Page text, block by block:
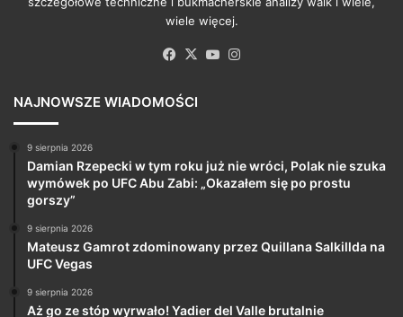
wiele więcej.
Facebook
X YouTube
NAJNOWSZE WIADOMOŚCI
9 sierpnia 2026
Damian Rzepecki w tym roku już nie wróci, Polak nie szuka
wymówek po UFC Abu Zabi: „Okazałem się po prostu
gorszy”
9 sierpnia 2026
Mateusz Gamrot zdominowany przez Quillana Salkillda na
UFC Vegas
9 sierpnia 2026
Aż go ze stóp wyrwało! Yadier del Valle brutalnie